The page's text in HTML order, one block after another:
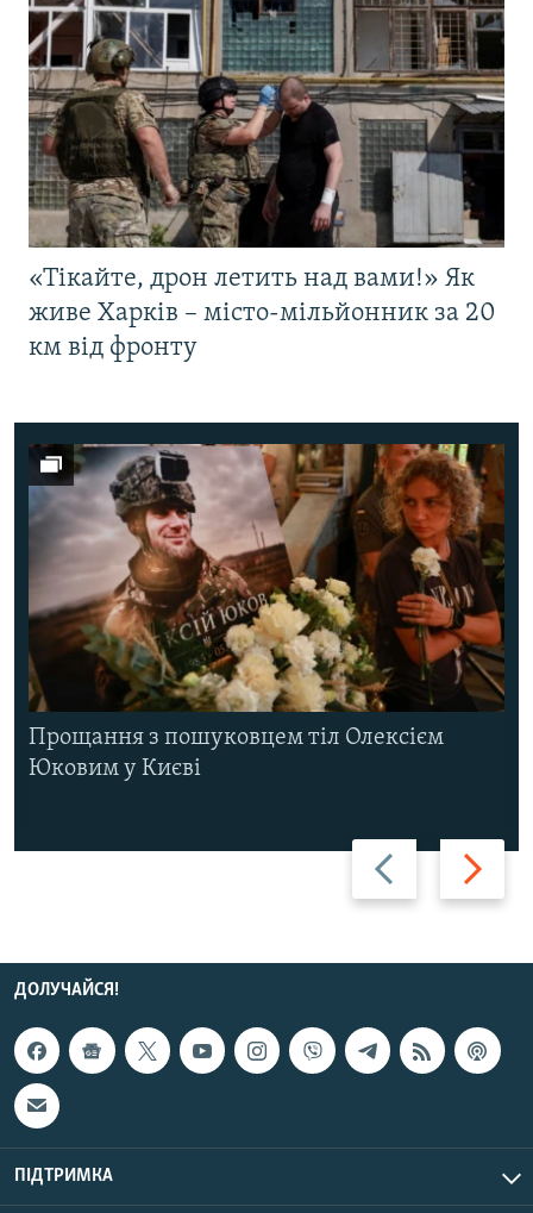
«Тікайте, дрон летить над вами!» Як
живе Харків – місто-мільйонник за 20
км від фронту
Назад Вперед
Прощання з пошуковцем тіл Олексієм
Юковим у Києві
ДОЛУЧАЙСЯ!
ПІДТРИМКА